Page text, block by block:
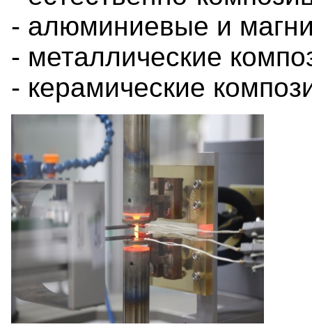
- алюминиевые и
- металлические
- керамические